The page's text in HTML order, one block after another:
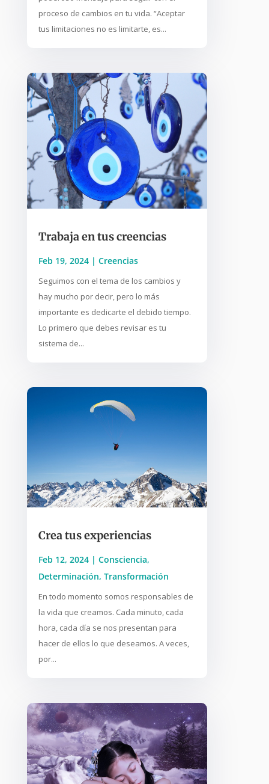
proceso de cambios en tu vida. “Aceptar
tus limitaciones no es limitarte, es...
Trabaja en tus creencias
Feb 19, 2024| Creencias
Seguimos con el tema de los cambios y
hay mucho por decir, pero lo más
importante es dedicarte el debido tiempo.
Lo primero que debes revisar es tu
sistema de...
Crea tus experiencias
Feb 12, 2024| Consciencia,
Determinación, Transformación
En todo momento somos responsables de
la vida que creamos. Cada minuto, cada
hora, cada día se nos presentan para
hacer de ellos lo que deseamos. A veces,
por...